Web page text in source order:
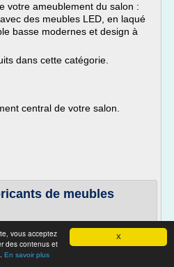
X
vous acceptez
des contenus et
En savoir plus
votre ameublement du salon :
des meubles LED, en laqué
basse modernes et design à
dans cette catégorie.
central de votre salon.
de meubles
meuble cuisine, meuble
fabricant de meubles en kit
industrielle et commerciale